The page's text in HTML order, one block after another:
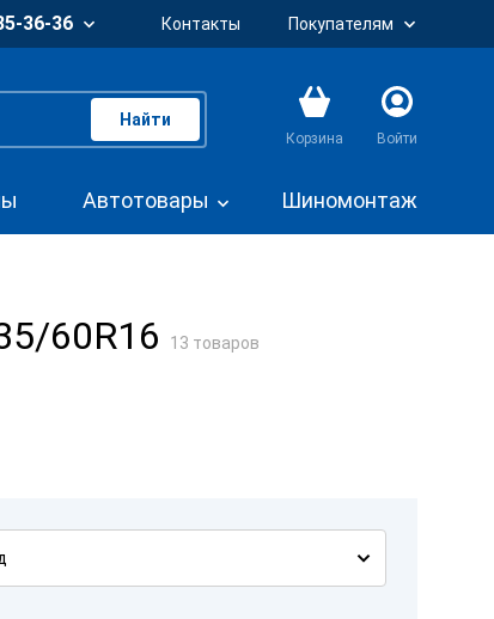
36-36 Контакты Покупателям
Найти
Корзина Войти
Автотовары Шиномонтаж
60R16 13 товаров